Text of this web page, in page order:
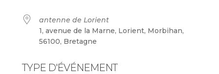
antenne de Lorient
1, avenue de la Marne, Lorient, Morbihan,
56100, Bretagne
TYPE D'ÉVÉNEMENT